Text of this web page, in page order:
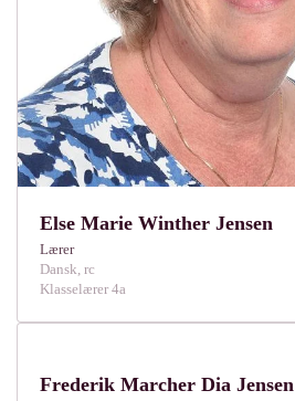
Else Marie Winther Jensen
Lærer
Dansk, rc
Klasselærer 4a
Frederik Marcher Dia Jensen